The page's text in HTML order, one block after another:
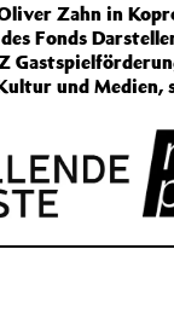
Zahn in
Fonds
und